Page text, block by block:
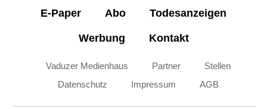
E-Paper Abo Todesanzeigen
Werbung Kontakt
Vaduzer Medienhaus Partner
Stellen
Datenschutz
Impressum AGB